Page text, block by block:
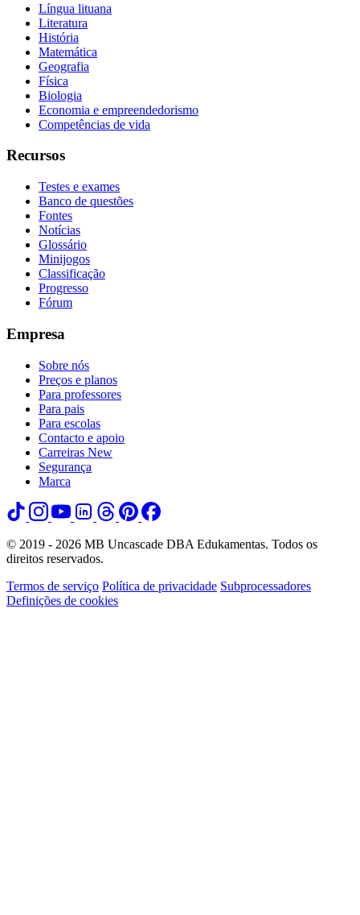
Língua lituana
Literatura
História
Matemática
Geografia
Física
Biologia
Economia e empreendedorismo
Competências de vida
Recursos
Testes e exames
Banco de questões
Fontes
Notícias
Glossário
Minijogos
Classificação
Progresso
Fórum
Empresa
Sobre nós
Preços e planos
Para professores
Para pais
Para escolas
Contacto e apoio
Carreiras New
Segurança
Marca
© 2019 - 2026 MB Uncascade DBA Edukamentas. Todos os
direitos reservados.
Termos de serviço Política de privacidade Subprocessadores
Definições de cookies